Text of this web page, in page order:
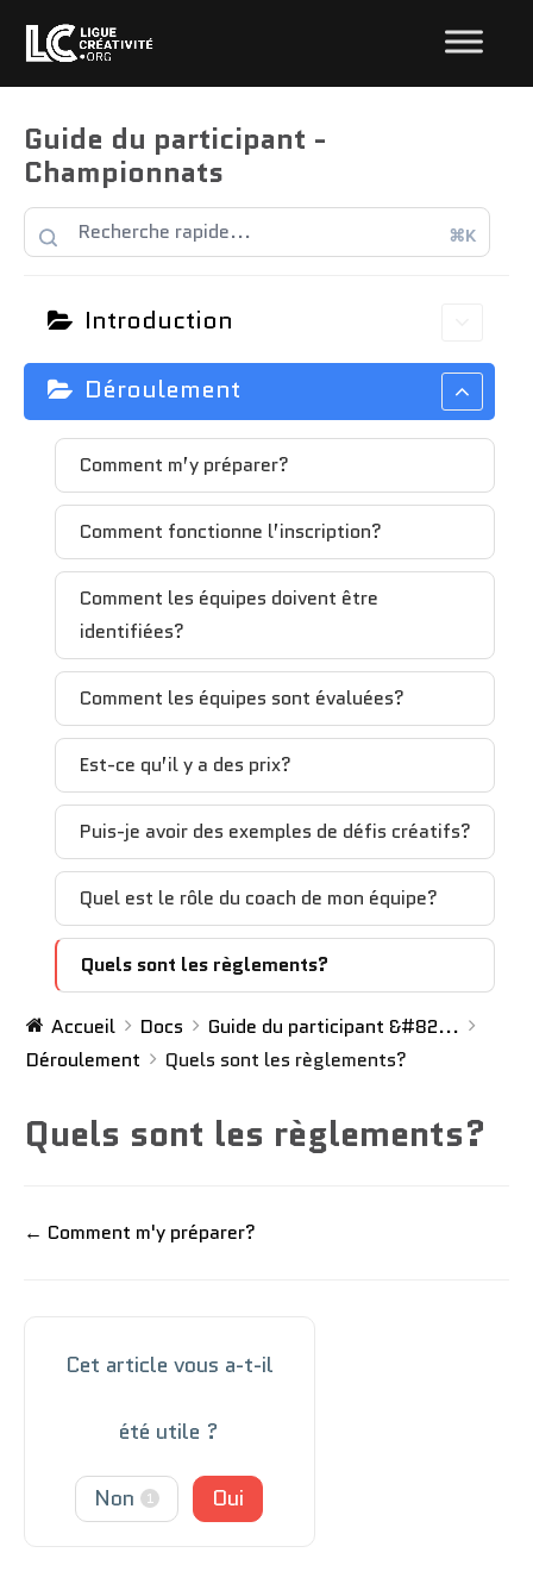
Guide du participant -
Championnats
⌘K
Introduction
Déroulement
Comment m’y préparer?
Comment fonctionne l’inscription?
Comment les équipes doivent être
identifiées?
Comment les équipes sont évaluées?
Est-ce qu’il y a des prix?
Puis-je avoir des exemples de défis créatifs?
Quel est le rôle du coach de mon équipe?
Quels sont les règlements?
Accueil Docs
Guide du participant &#82...
Déroulement
Quels sont les règlements?
Quels sont les règlements?
← Comment m'y préparer?
Cet article vous a-t-il
été utile ?
Non 1 Oui